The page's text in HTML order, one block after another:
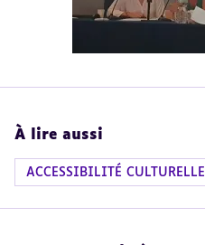
À lire aussi
ACCESSIBILITÉ CULTURELLE